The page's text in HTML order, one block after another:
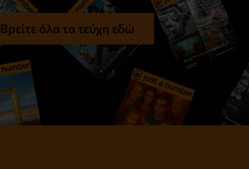
Βρείτε όλα τα τεύχη εδώ